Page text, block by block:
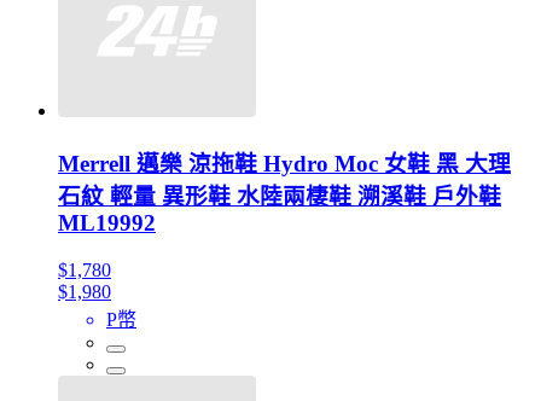
Merrell 邁樂 涼拖鞋 Hydro Moc 女鞋 黑 大理
石紋 輕量 異形鞋 水陸兩棲鞋 溯溪鞋 戶外鞋
ML19992
$1,780
$1,980
P幣